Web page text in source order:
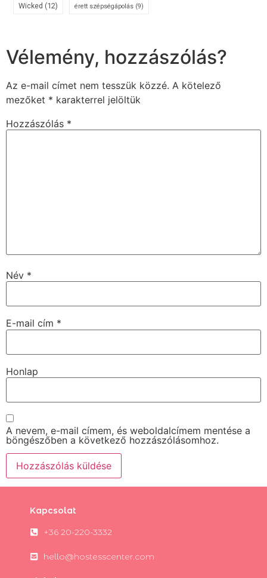
Wicked (12) érett szépségápolás (9)
Vélemény, hozzászólás?
Az e-mail címet nem tesszük közzé. A kötelező
mezőket * karakterrel jelöltük
Hozzászólás *
Név *
E-mail cím *
Honlap
A nevem, e-mail címem, és weboldalcímem mentése a
böngészőben a következő hozzászólásomhoz.
Kapcsolat
+36 20-220-3332
hello@hostesscenter.com